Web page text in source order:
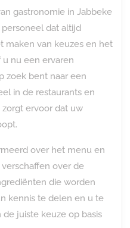
gastronomie in Jabbeke
dat altijd
maken van keuzes en het
nu een ervaren
zoek bent naar een
in de restaurants en
ervoor dat uw
over het menu en
over de
die worden
kennis te delen en u te
juiste keuze op basis